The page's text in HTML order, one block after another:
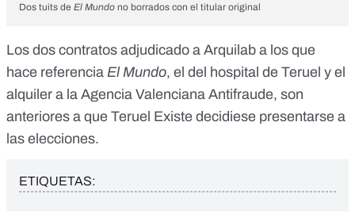
Dos tuits de El Mundo no borrados con el titular original
Los dos contratos adjudicado a Arquilab a los que
hace referencia El Mundo, el del hospital de Teruel y el
alquiler a la Agencia Valenciana Antifraude, son
anteriores a que Teruel Existe decidiese presentarse a
las elecciones.
ETIQUETAS: